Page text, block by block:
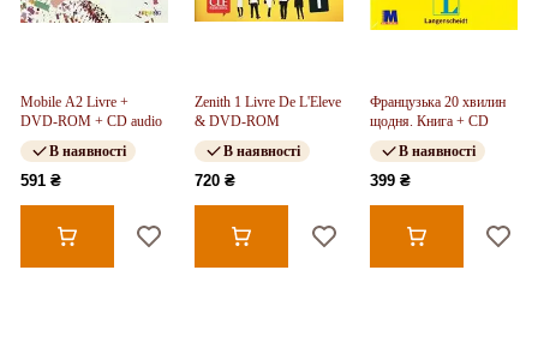
Mobile A2 Livre +
DVD-ROM + CD audio
В наявності
591 ₴
Zenith 1 Livre De L'Eleve
& DVD-ROM
В наявності
720 ₴
Французька 20 хвилин
щодня. Книга + CD
В наявності
399 ₴